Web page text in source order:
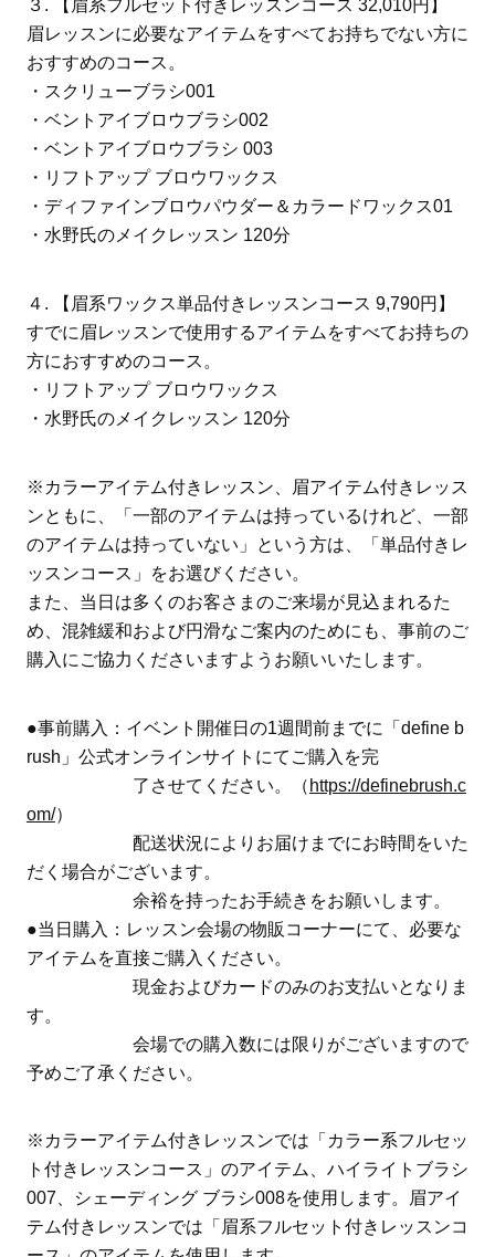
３. 【眉系フルセット付きレッスンコース 32,010円】
眉レッスンに必要なアイテムをすべてお持ちでない方に
おすすめのコース。
・スクリューブラシ001
・ベントアイブロウブラシ002
・ベントアイブロウブラシ 003
・リフトアップ ブロウワックス
・ディファインブロウパウダー＆カラードワックス01
・水野氏のメイクレッスン 120分
４. 【眉系ワックス単品付きレッスンコース 9,790円】
すでに眉レッスンで使用するアイテムをすべてお持ちの
方におすすめのコース。
・リフトアップ ブロウワックス
・水野氏のメイクレッスン 120分
※カラーアイテム付きレッスン、眉アイテム付きレッス
ンともに、「一部のアイテムは持っているけれど、一部
のアイテムは持っていない」という方は、「単品付きレ
ッスンコース」をお選びください。
また、当日は多くのお客さまのご来場が見込まれるた
め、混雑緩和および円滑なご案内のためにも、事前のご
購入にご協力くださいますようお願いいたします。
●事前購入：イベント開催日の1週間前までに「define b
rush」公式オンラインサイトにてご購入を完
了させてください。（ https://definebrush.c
om/）
配送状況によりお届けまでにお時間をいた
だく場合がございます。
余裕を持ったお手続きをお願いします。
●当日購入：レッスン会場の物販コーナーにて、必要な
アイテムを直接ご購入ください。
現金およびカードのみのお支払いとなりま
す。
会場での購入数には限りがございますので
予めご了承ください。
※カラーアイテム付きレッスンでは「カラー系フルセッ
ト付きレッスンコース」のアイテム、ハイライトブラシ
007、シェーディング ブラシ008を使用します。眉アイ
テム付きレッスンでは「眉系フルセット付きレッスンコ